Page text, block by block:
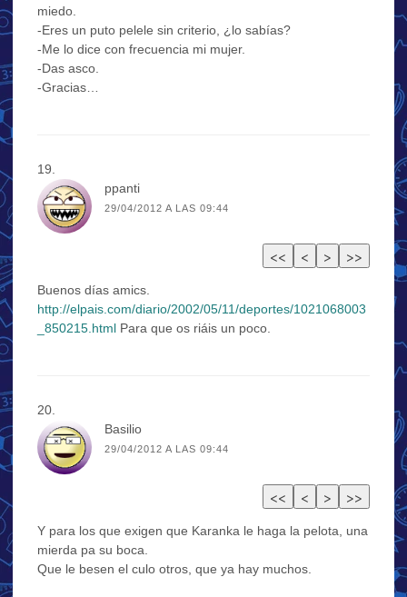
miedo.
-Eres un puto pelele sin criterio, ¿lo sabías?
-Me lo dice con frecuencia mi mujer.
-Das asco.
-Gracias…
ppanti
29/04/2012 A LAS 09:44
Buenos días amics.
http://elpais.com/diario/2002/05/11/deportes/1021068003
_850215.html Para que os riáis un poco.
Basilio
29/04/2012 A LAS 09:44
Y para los que exigen que Karanka le haga la pelota, una
mierda pa su boca.
Que le besen el culo otros, que ya hay muchos.